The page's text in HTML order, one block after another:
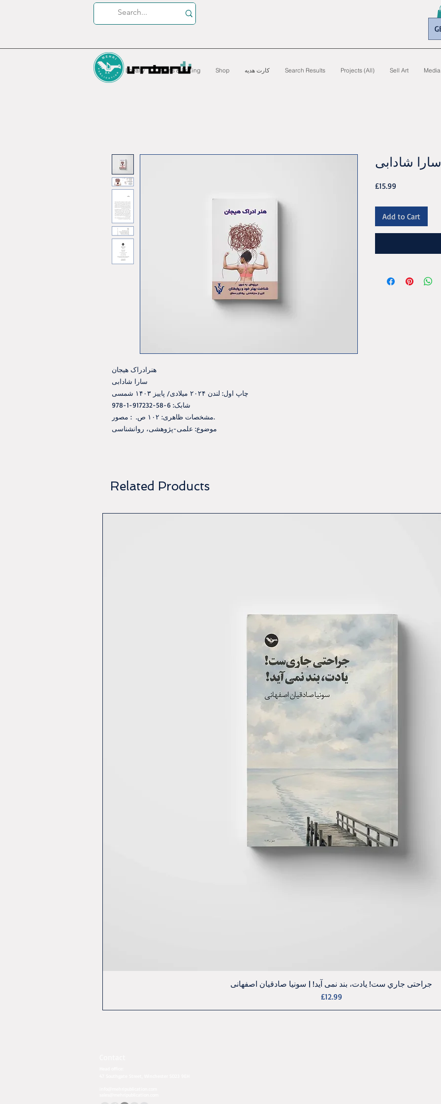
Media
Sell Art
Projects (All)
Search Results کارت هدیه Shop
Plans & Pricing
Loyalty
هنرادراک هيجان
سارا شادابی
شابک: 6-58-917232-1-978
مشخصات ظاهری: ۱۰۲ ص. ‏ : مصور.
موضوع: علمی-پژوهشی، روانشناسی
شادابی
£15.99
Add to Cart
Related Products
Quick View
جراحتی جاري ست! يادت، بند نمی آيد! | سونيا صادقيان اصفهانی
Price
£12.99